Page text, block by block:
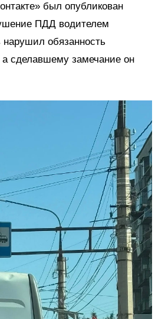
был опубликован
ПДД водителем
обязанность
сделавшему замечание он